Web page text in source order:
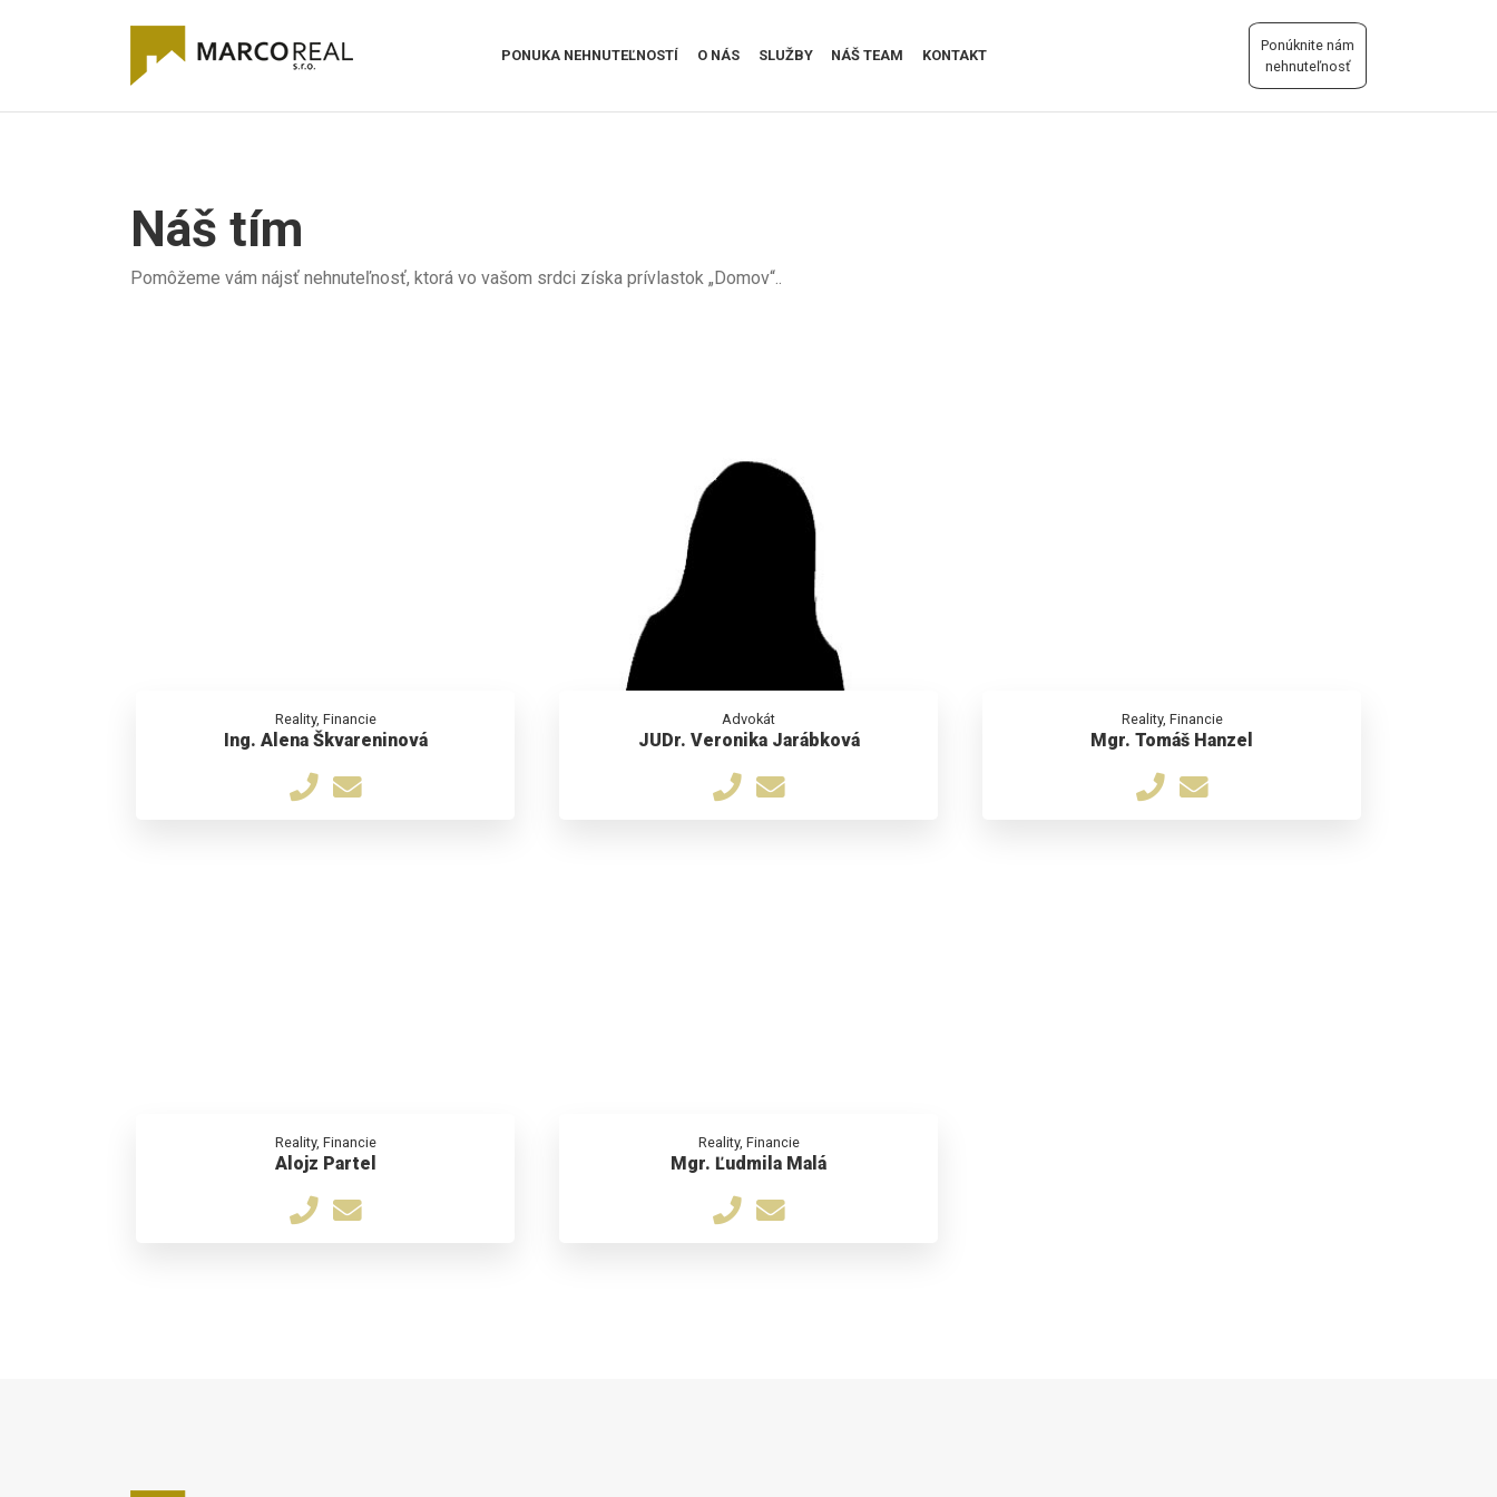
PONUKA NEHNUTEĽNOSTÍ O NÁS SLUŽBY NÁŠ TEAM KONTAKT
Ponúknite nám
nehnuteľnosť
Náš tím
Pomôžeme vám nájsť nehnuteľnosť, ktorá vo vašom srdci získa prívlastok „Domov“..
Reality, Financie
Ing. Alena Škvareninová
Advokát
JUDr. Veronika Jarábková
Reality, Financie
Mgr. Tomáš Hanzel
Reality, Financie
Alojz Partel
Reality, Financie
Mgr. Ľudmila Malá